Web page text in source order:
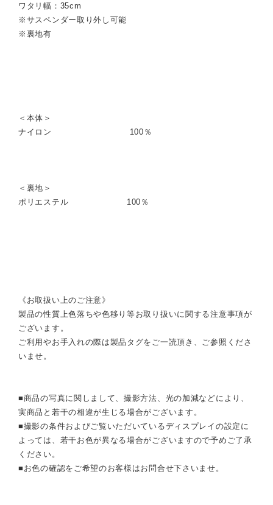
ワタリ幅：35cm
※サスペンダー取り外し可能
※裏地有
＜本体＞
ナイロン 100％
＜裏地＞
ポリエステル 100％
《お取扱い上のご注意》
製品の性質上色落ちや色移り等お取り扱いに関する注意事項が
ございます。
ご利用やお手入れの際は製品タグをご一読頂き、ご参照くださ
いませ。
■商品の写真に関しまして、撮影方法、光の加減などにより、
実商品と若干の相違が生じる場合がございます。
■撮影の条件およびご覧いただいているディスプレイの設定に
よっては、若干お色が異なる場合がございますので予めご了承
ください。
■お色の確認をご希望のお客様はお問合せ下さいませ。